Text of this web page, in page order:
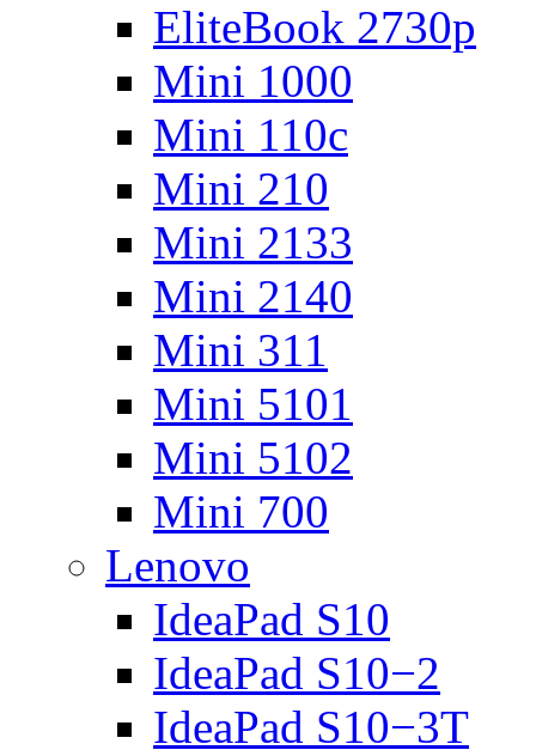
EliteBook 2730p
Mini 1000
Mini 110c
Mini 210
Mini 2133
Mini 2140
Mini 311
Mini 5101
Mini 5102
Mini 700
Lenovo
IdeaPad S10
IdeaPad S10−2
IdeaPad S10−3T